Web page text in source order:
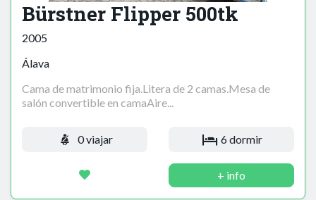
Bürstner Flipper 500tk
2005
Álava
Cama de matrimonio fija.Litera de 2 camas.Mesa de
salón convertible en camaAire...
0 viajar 6 dormir
+ info